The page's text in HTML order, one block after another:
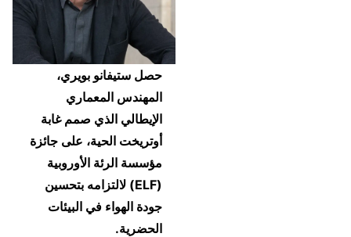
حصل ستيفانو بويري،
المهندس المعماري
الإيطالي الذي صمم غابة
أوتريخت الحية، على جائزة
مؤسسة الرئة الأوروبية
(ELF) لالتزامه بتحسين
جودة الهواء في البيئات
الحضرية.